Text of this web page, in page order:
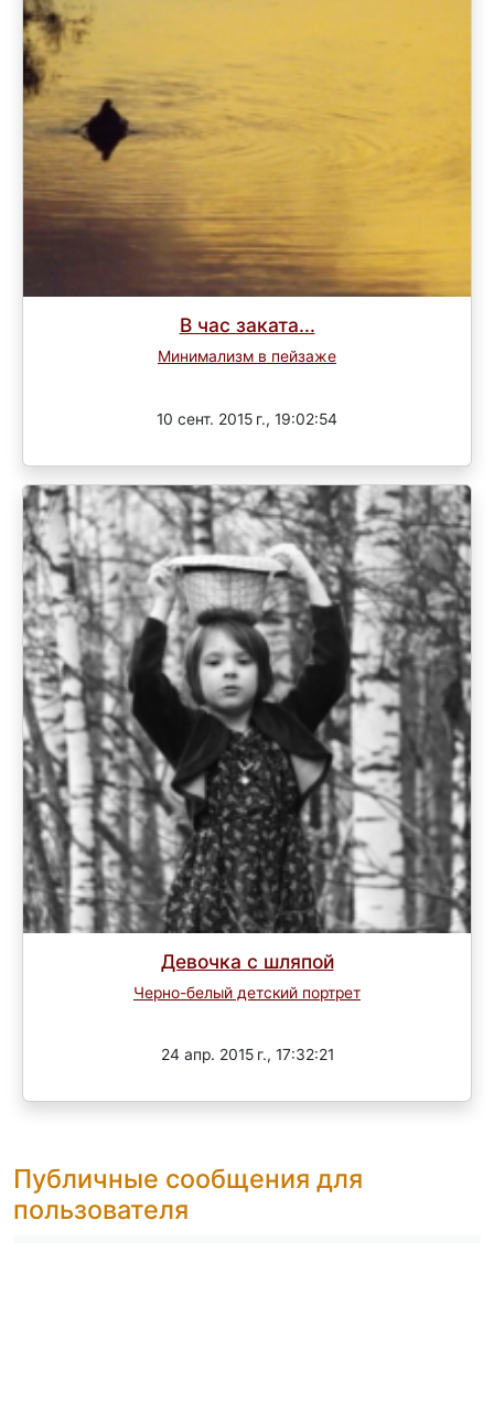
В час заката...
Минимализм в пейзаже
10 сент. 2015 г., 19:02:54
Девочка с шляпой
Черно-белый детский портрет
24 апр. 2015 г., 17:32:21
Публичные сообщения для
пользователя